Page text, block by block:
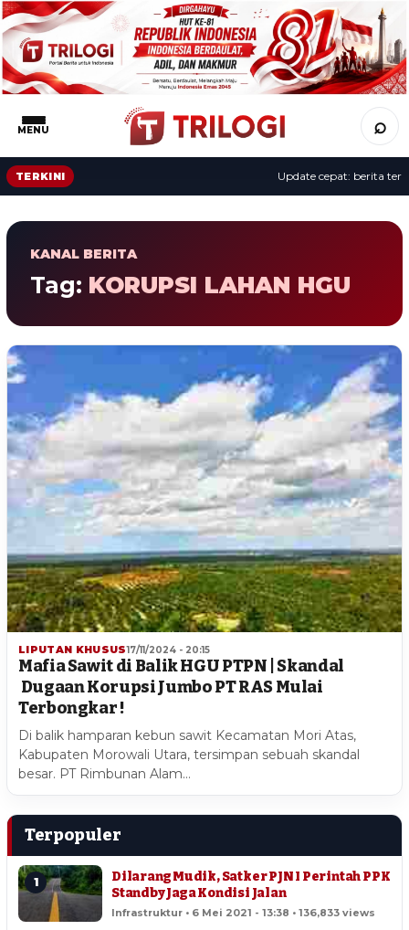
MENU ⌕
TERKINI Update cepat: berita
KANAL BERITA
Tag: KORUPSI LAHAN HGU
LIPUTAN KHUSUS17/11/2024 - 20:15
Mafia Sawit di Balik HGU PTPN | Skandal
Dugaan Korupsi Jumbo PT RAS Mulai
Terbongkar !
Di balik hamparan kebun sawit Kecamatan Mori Atas,
Kabupaten Morowali Utara, tersimpan sebuah skandal
besar. PT Rimbunan Alam…
Terpopuler
1
Dilarang Mudik, Satker PJN I Perintah PPK
Standby Jaga Kondisi Jalan
Infrastruktur • 6 Mei 2021 - 13:38 • 136,833 views